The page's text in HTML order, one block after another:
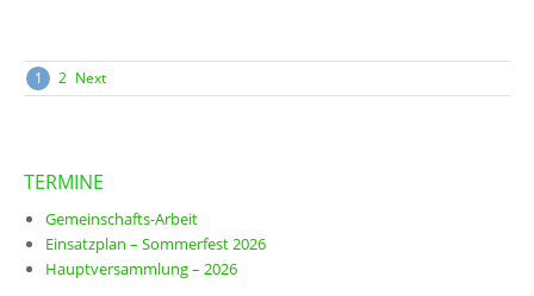
Posts
1 2 Next
TERMINE
Gemeinschafts-Arbeit
Einsatzplan – Sommerfest 2026
Hauptversammlung – 2026